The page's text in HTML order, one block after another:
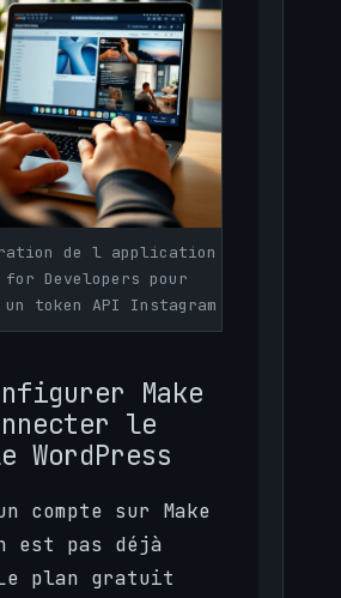
de l application
for Developers pour
token API Instagram
Make
le
WordPress
compte sur Make
est pas déjà
plan gratuit